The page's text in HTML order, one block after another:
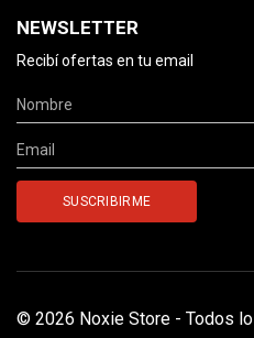
NEWSLETTER
Recibí ofertas en tu email
© 2026 Noxie Store - Todos